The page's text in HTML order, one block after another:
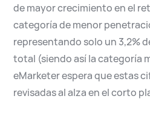
de mayor crecimiento en el
categoría de menor
representando solo un 3,2%
total (siendo así la categoría
eMarketer espera que estas
revisadas al alza en el corto